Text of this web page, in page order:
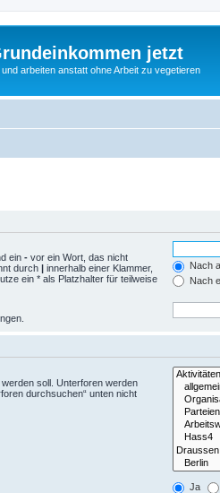
jetzt
arbeiten anstatt ohne Arbeit zu vegetieren
ein - vor ein Wort, das nicht
durch | innerhalb einer Klammer,
ein * als Platzhalter für teilweise
Nach
Nach
soll. Unterforen werden
durchsuchen“ unten nicht
Ja